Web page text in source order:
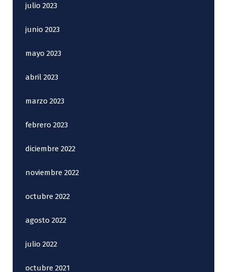
julio 2023
junio 2023
mayo 2023
abril 2023
marzo 2023
febrero 2023
diciembre 2022
noviembre 2022
octubre 2022
agosto 2022
julio 2022
octubre 2021